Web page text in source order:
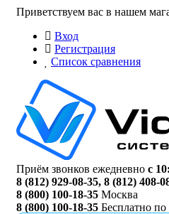
Приветствуем вас в нашем
Вход
Регистрация
Список сравнения
Приём звонков ежедневно с
8 (812) 929-08-35, 8 (812) 408-
8 (800) 100-18-35 Москва
8 (800) 100-18-35 Бесплатно по